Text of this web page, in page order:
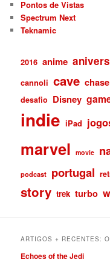
Pontos de Vistas
Spectrum Next
Teknamic
2016 anime
cannoli cave chase
desafio Disney
indie iPad
marvel movie
podcast portugal
story trek turbo
ARTIGOS + RECENTES:
Echoes of the Jedi